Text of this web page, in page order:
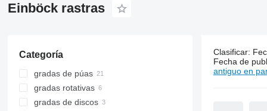
Einböck rastras
Categoría
gradas de púas
gradas rotativas
gradas de discos
32
Clasificar:
Fecha de
antiguo en